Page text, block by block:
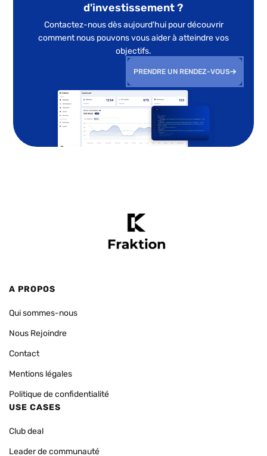
d'investissement ?
Contactez-nous dès aujourd'hui pour découvrir
comment nous pouvons vous aider à atteindre vos
objectifs.
PRENDRE UN RENDEZ-VOUS
A PROPOS
Qui sommes-nous
Nous Rejoindre
Contact
Mentions légales
Politique de confidentialité
USE CASES
Club deal
Leader de communauté